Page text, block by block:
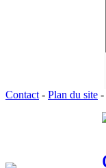
Contact - Plan du site -